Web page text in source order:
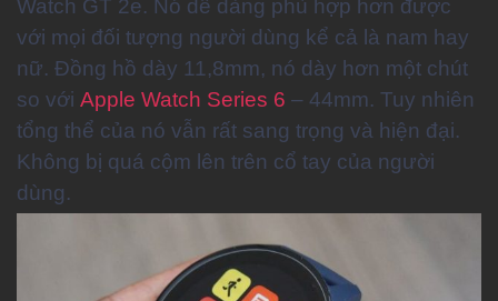
với mọi đối tượng người dùng kể cả là nam hay
nữ. Đồng hồ dày 11,8mm, nó dày hơn một chút
so với Apple Watch Series 6 – 44mm. Tuy nhiên
tổng thể của nó vẫn rất sang trọng và hiện đại.
Không bị quá cộm lên trên cổ tay của người
dùng.